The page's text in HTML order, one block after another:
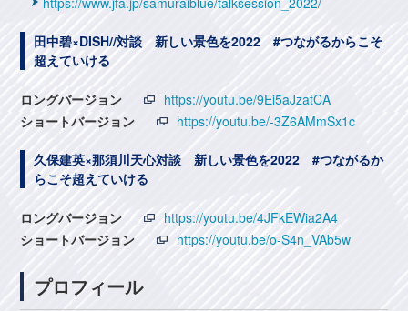
田中碧×DISH//対談 新しい景色を2022 #つながるからこそ
超えていける
ロングバージョン
https://youtu.be/9Ei5aJzatCA
ショートバージョン
https://youtu.be/-3Z6AMmSx1c
久保建英×那須川天心対談 新しい景色を2022 #つながるか
らこそ超えていける
ロングバージョン
https://youtu.be/4JFkEWia2A4
ショートバージョン
https://youtu.be/o-S4n_VAb5w
プロフィール